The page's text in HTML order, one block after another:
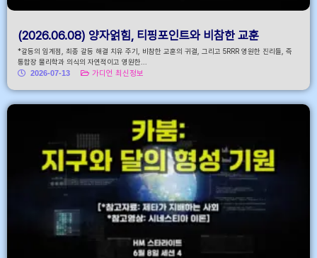
(2026.06.08) 양자얽힘, 티핑포인트와 비참한 교훈
*갈등의 임계점, 최종 갈등 해결 치유 주기, 비참한 교훈의 귀결, 그리고 5RRR 영원한 진리들, 즉
통합장 물리학과 의식의 자연적이고 영원한...
2026-07-13
가디언 최신정보